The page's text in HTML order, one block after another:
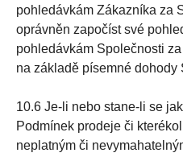
pohledávkám Zákazníka za
oprávněn započíst své
pohledávkám Společnosti
na základě písemné dohody
10.6 Je-li nebo stane-li se
Podmínek prodeje či
neplatným či